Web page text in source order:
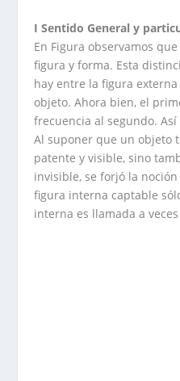
I Sentido General y
En Figura observamos
figura y forma. Esta
hay entre la figura
objeto. Ahora bien, el
frecuencia al segundo.
Al suponer que un objeto
patente y visible, sino
invisible, se forjó la
figura interna captable
interna es llamada a